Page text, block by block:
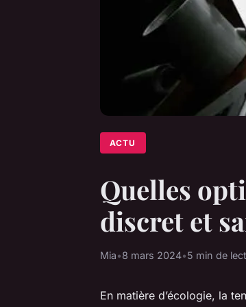
ACTU
Quelles
discret et
Mia•8 mars 2024•5 min de
En matière d’écologie, la